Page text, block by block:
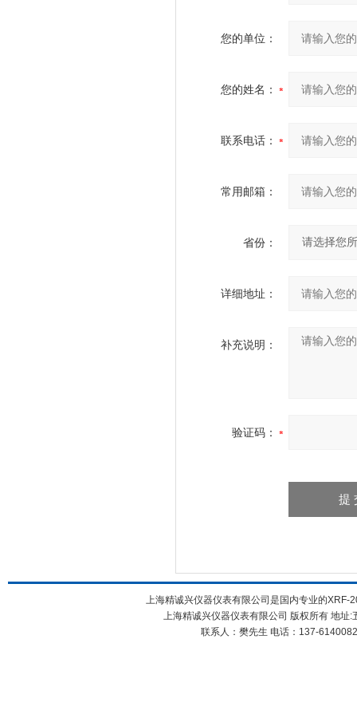
您的单位：
您的姓名：
联系电话：
常用邮箱：
省份：
详细地址：
补充说明：
验证码：
上海精诚兴仪器仪表有限公司是国内专业的
上海精诚兴仪器仪表有限公司 版权所有 地
联系人：樊先生 电话：137-